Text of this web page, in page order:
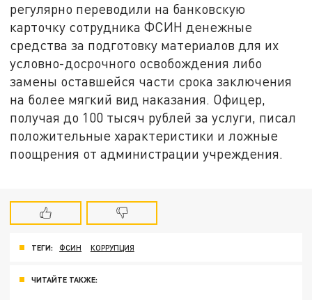
регулярно переводили на банковскую
карточку сотрудника ФСИН денежные
средства за подготовку материалов для их
условно-досрочного освобождения либо
замены оставшейся части срока заключения
на более мягкий вид наказания. Офицер,
получая до 100 тысяч рублей за услуги, писал
положительные характеристики и ложные
поощрения от администрации учреждения.
ТЕГИ: ФСИН КОРРУПЦИЯ
ЧИТАЙТЕ ТАКЖЕ: